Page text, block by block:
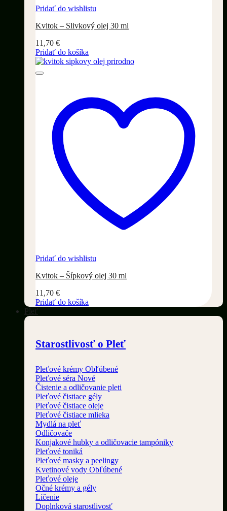
Pridať do wishlistu
Kvitok – Slivkový olej 30 ml
11,70 €
Pridať do košíka
Pridať do wishlistu
Kvitok – Šípkový olej 30 ml
11,70 €
Pridať do košíka
Pleť
Starostlivosť o Pleť
Pleťové krémy
Pleťové séra
Čistenie a odličovanie pleti
Pleťové čistiace gély
Pleťové čistiace oleje
Pleťové čistiace mlieka
Mydlá na pleť
Odličovače
Konjakové hubky a odličovacie tampóniky
Pleťové toniká
Pleťové masky a peelingy
Kvetinové vody
Pleťové oleje
Očné krémy a gély
Líčenie
Doplnková starostlivosť